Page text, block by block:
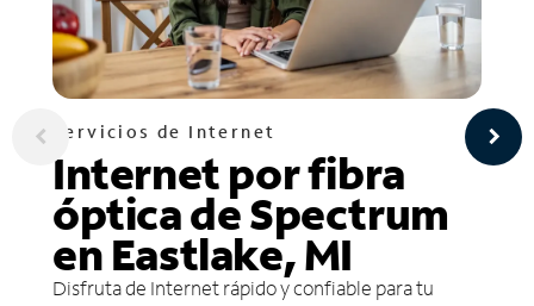
Servicios de Internet
Internet por fibra
óptica de Spectrum
en Eastlake, MI
Disfruta de Internet rápido y confiable para tu